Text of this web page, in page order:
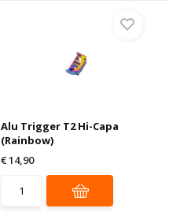
Alu Trigger T2 Hi-Capa
(Rainbow)
€ 14,90